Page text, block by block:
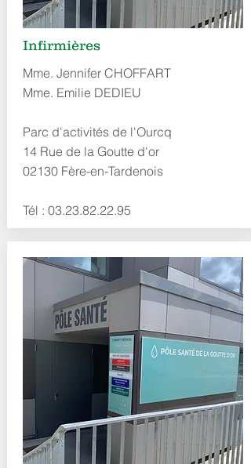
Infirmières
Mme. Jennifer CHOFFART
Mme. Emilie DEDIEU
Parc d'activités de l'Ourcq
14 Rue de la Goutte d'or
02130 Fère-en-Tardenois
Tél : 03.23.82.22.95